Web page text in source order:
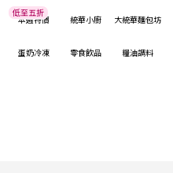
低至五折
本週特價 統華小廚 大統華麵包坊
蛋奶冷凍 零食飲品 糧油調料